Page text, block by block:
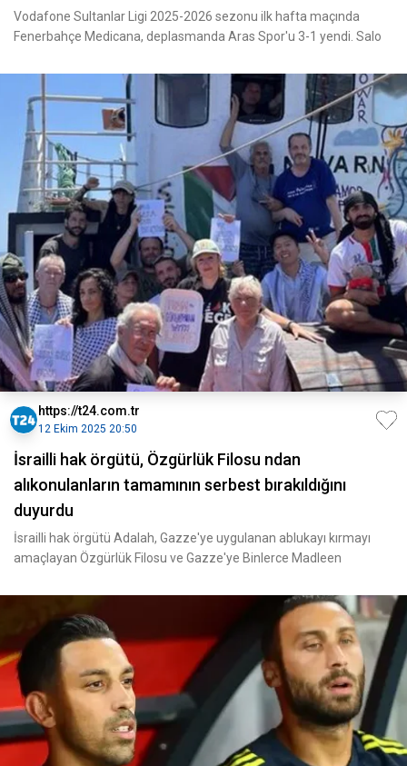
Vodafone Sultanlar Ligi 2025-2026 sezonu ilk hafta maçında
Fenerbahçe Medicana, deplasmanda Aras Spor'u 3-1 yendi. Salo
https://t24.com.tr
12 Ekim 2025 20:50
İsrailli hak örgütü, Özgürlük Filosu ndan
alıkonulanların tamamının serbest bırakıldığını
duyurdu
İsrailli hak örgütü Adalah, Gazze'ye uygulanan ablukayı kırmayı
amaçlayan Özgürlük Filosu ve Gazze'ye Binlerce Madleen